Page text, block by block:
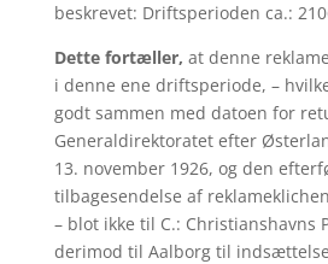
beskrevet: Driftsperioden ca.:
Dette fortæller, at denne
i denne ene driftsperiode, –
godt sammen med datoen for
Generaldirektoratet efter
13. november 1926, og den
tilbagesendelse af
– blot ikke til C.: Christianshavns
derimod til Aalborg til